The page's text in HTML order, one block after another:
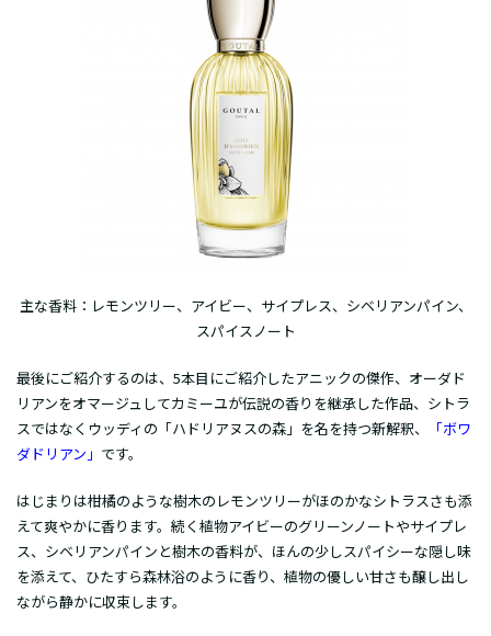
主な香料：レモンツリー、アイビー、サイプレス、シベリアンパイン、
スパイスノート
最後にご紹介するのは、5本目にご紹介したアニックの傑作、オーダド
リアンをオマージュしてカミーユが伝説の香りを継承した作品、シトラ
スではなくウッディの「ハドリアヌスの森」を名を持つ新解釈、
「ボワ
ダドリアン」 です。
はじまりは柑橘のような樹木のレモンツリーがほのかなシトラスさも添
えて爽やかに香ります。続く植物アイビーのグリーンノートやサイプレ
ス、シベリアンパインと樹木の香料が、ほんの少しスパイシーな隠し味
を添えて、ひたすら森林浴のように香り、植物の優しい甘さも醸し出し
ながら静かに収束します。